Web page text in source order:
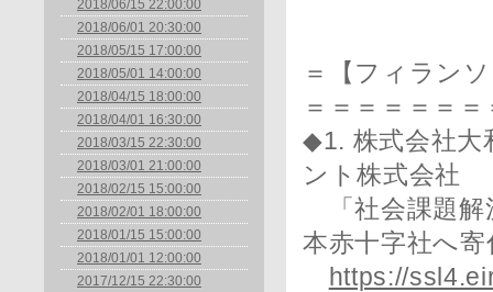
2018/06/15 22:00:00
2018/06/01 20:30:00
2018/05/15 17:00:00
2018/05/01 14:00:00
2018/04/15 18:00:00
2018/04/01 16:30:00
2018/03/15 22:30:00
2018/03/01 21:00:00
2018/02/15 15:00:00
2018/02/01 18:00:00
2018/01/15 15:00:00
2018/01/01 12:00:00
2017/12/15 22:30:00
＝【フィラン
＝＝＝＝＝＝＝
◆1. 株式会社大
ント株式会社
「社会課題解
本赤十字社へ寄
https://